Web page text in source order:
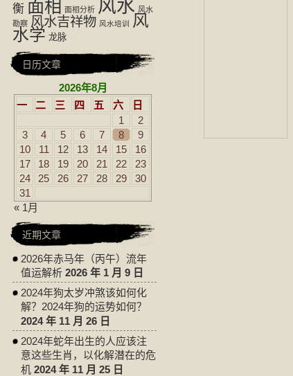
衡 面相 面相分析 风水 风水
勘察 风水吉祥物 风水培训 风
水学 龙脉
日历文章
2026年8月
一
二 三 四 五 六
日
1
2
3
4 5 6 7 8
9
10
11 12 13 14 15
16
17
18 19 20 21 22
23
24
25 26 27 28 29
30
31
« 1月
近期文章
2026年赤马年（丙午）流年
值运解析 2026 年 1 月 9 日
2024年狗太岁冲煞该如何化
解？2024年狗的运势如何？
2024 年 11 月 26 日
2024年蛇年出生的人应该注
意这些生肖，以化解潜在的危
机 2024 年 11 月 25 日